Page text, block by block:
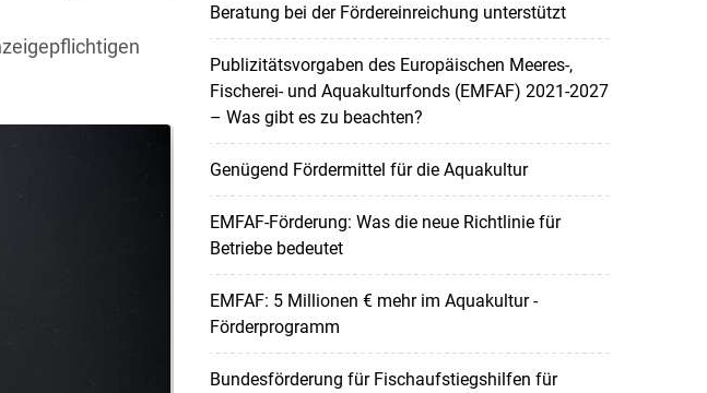
Beratung bei der Fördereinreichung unterstützt
Publizitätsvorgaben des Europäischen Meeres-,
Fischerei- und Aquakulturfonds (EMFAF) 2021-2027
– Was gibt es zu beachten?
Genügend Fördermittel für die Aquakultur
EMFAF-Förderung: Was die neue Richtlinie für
Betriebe bedeutet
EMFAF: 5 Millionen € mehr im Aquakultur -
Förderprogramm
Bundesförderung für Fischaufstiegshilfen für